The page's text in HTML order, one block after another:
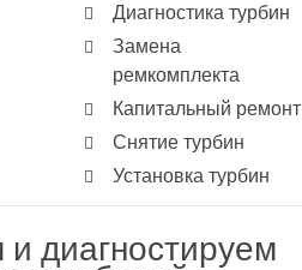
Диагностика турбин
Замена
ремкомплекта
Капитальный ремонт
Снятие турбин
Установка турбин
диагностируем